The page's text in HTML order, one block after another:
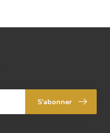
S'abonner